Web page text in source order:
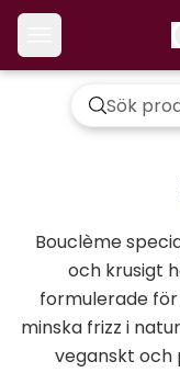
Bouclème
och krusigt
formulerade
minska frizz i
veganskt och